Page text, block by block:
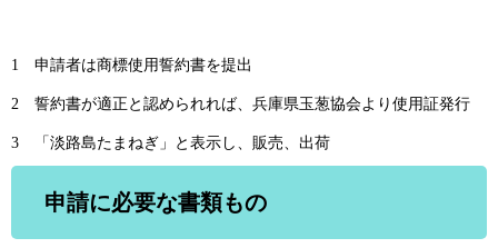
1 申請者は商標使用誓約書を提出
2 誓約書が適正と認められれば、兵庫県玉葱協会より使用証発行
3 「淡路島たまねぎ」と表示し、販売、出荷
申請に必要な書類もの